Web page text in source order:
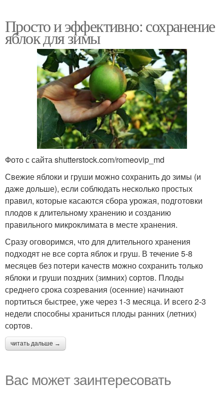
Просто и эффективно: сохранение
яблок для зимы
Фото с сайта shutterstock.com/romeovip_md
Свежие яблоки и груши можно сохранить до зимы (и
даже дольше), если соблюдать несколько простых
правил, которые касаются сбора урожая, подготовки
плодов к длительному хранению и созданию
правильного микроклимата в месте хранения.
Сразу оговоримся, что для длительного хранения
подходят не все сорта яблок и груш. В течение 5-8
месяцев без потери качеств можно сохранить только
яблоки и груши поздних (зимних) сортов. Плоды
среднего срока созревания (осенние) начинают
портиться быстрее, уже через 1-3 месяца. И всего 2-3
недели способны храниться плоды ранних (летних)
сортов.
читать дальше →
Вас может заинтересовать